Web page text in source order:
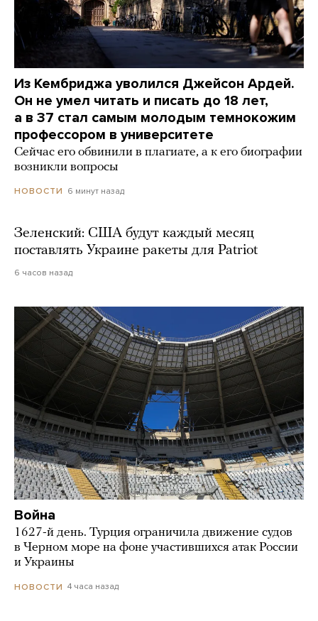
Из Кембриджа уволился Джейсон Ардей.
Он не умел читать и писать до 18 лет,
а в 37 стал самым молодым темнокожим
профессором в университете
Сейчас его обвинили в плагиате, а к его биографии
возникли вопросы
НОВОСТИ 6 минут назад
Зеленский: США будут каждый месяц
поставлять Украине ракеты для Patriot
6 часов назад
Война
1627-й день. Турция ограничила движение судов
в Черном море на фоне участившихся атак России
и Украины
НОВОСТИ 4 часа назад